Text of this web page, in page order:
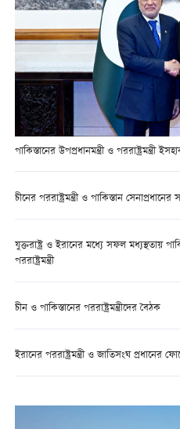
পাকিস্তানের উপপ্রধানমন্ত্রী ও পররাষ্ট্রমন্ত্রী
চীনের পররাষ্ট্রমন্ত্রী ও পাকিস্তান সেনাপ্রধানের
যুক্তরাষ্ট্র ও ইরানের মধ্যে সফল মধ্যস্থতায়
পররাষ্ট্রমন্ত্রী
চীন ও পাকিস্তানের পররাষ্ট্রমন্ত্রীদের বৈঠক
ইরানের পররাষ্ট্রমন্ত্রী ও জাতিসংঘ প্রধানের